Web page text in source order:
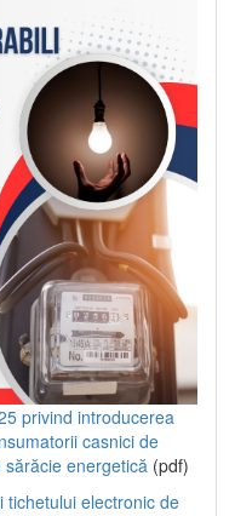
privind introducerea
casnici de
energetică (pdf)
tichetului electronic de